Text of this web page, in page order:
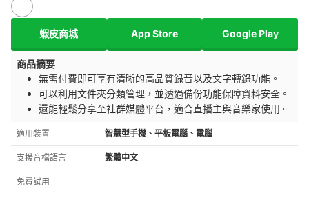
蝦皮商城 App Store Google Play
商品摘要
無需付費即可享有清晰的高品質錄音以及文字轉錄功能。
可以利用文件夾分類管理，並透過備份功能保障資料安全。
還能輕鬆分享至社群媒體平台，適合直播主與音樂家使用。
適用裝置 智慧型手機、平板電腦、電腦
支援音檔語言 繁體中文
免費試用